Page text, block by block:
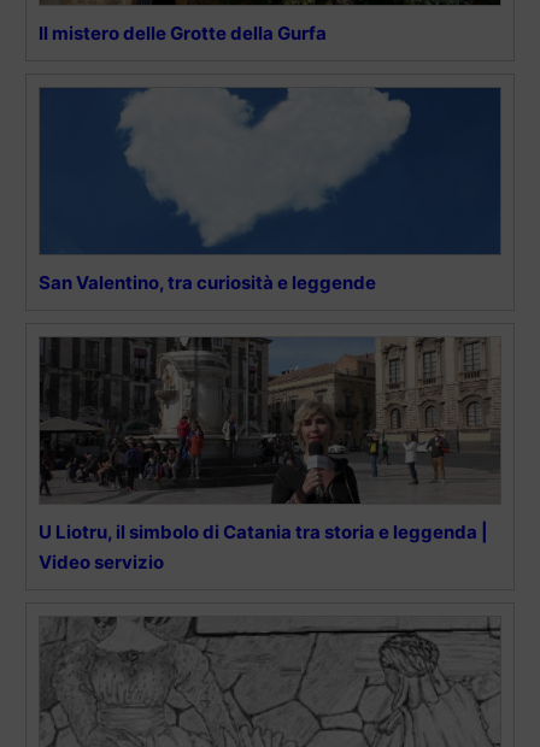
Il mistero delle Grotte della Gurfa
San Valentino, tra curiosità e leggende
U Liotru, il simbolo di Catania tra storia e leggenda |
Video servizio